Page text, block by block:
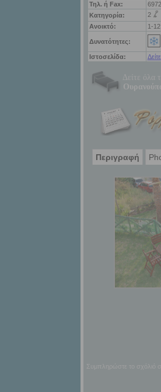
Τηλ. ή Fax:
Κατηγορία:
2
Ανοικτό:
1-12
Δυνατότητες:
Ιστοσελίδα:
Δείτε όλα
Περιγραφή
Συμπληρώστε το σχόλιό